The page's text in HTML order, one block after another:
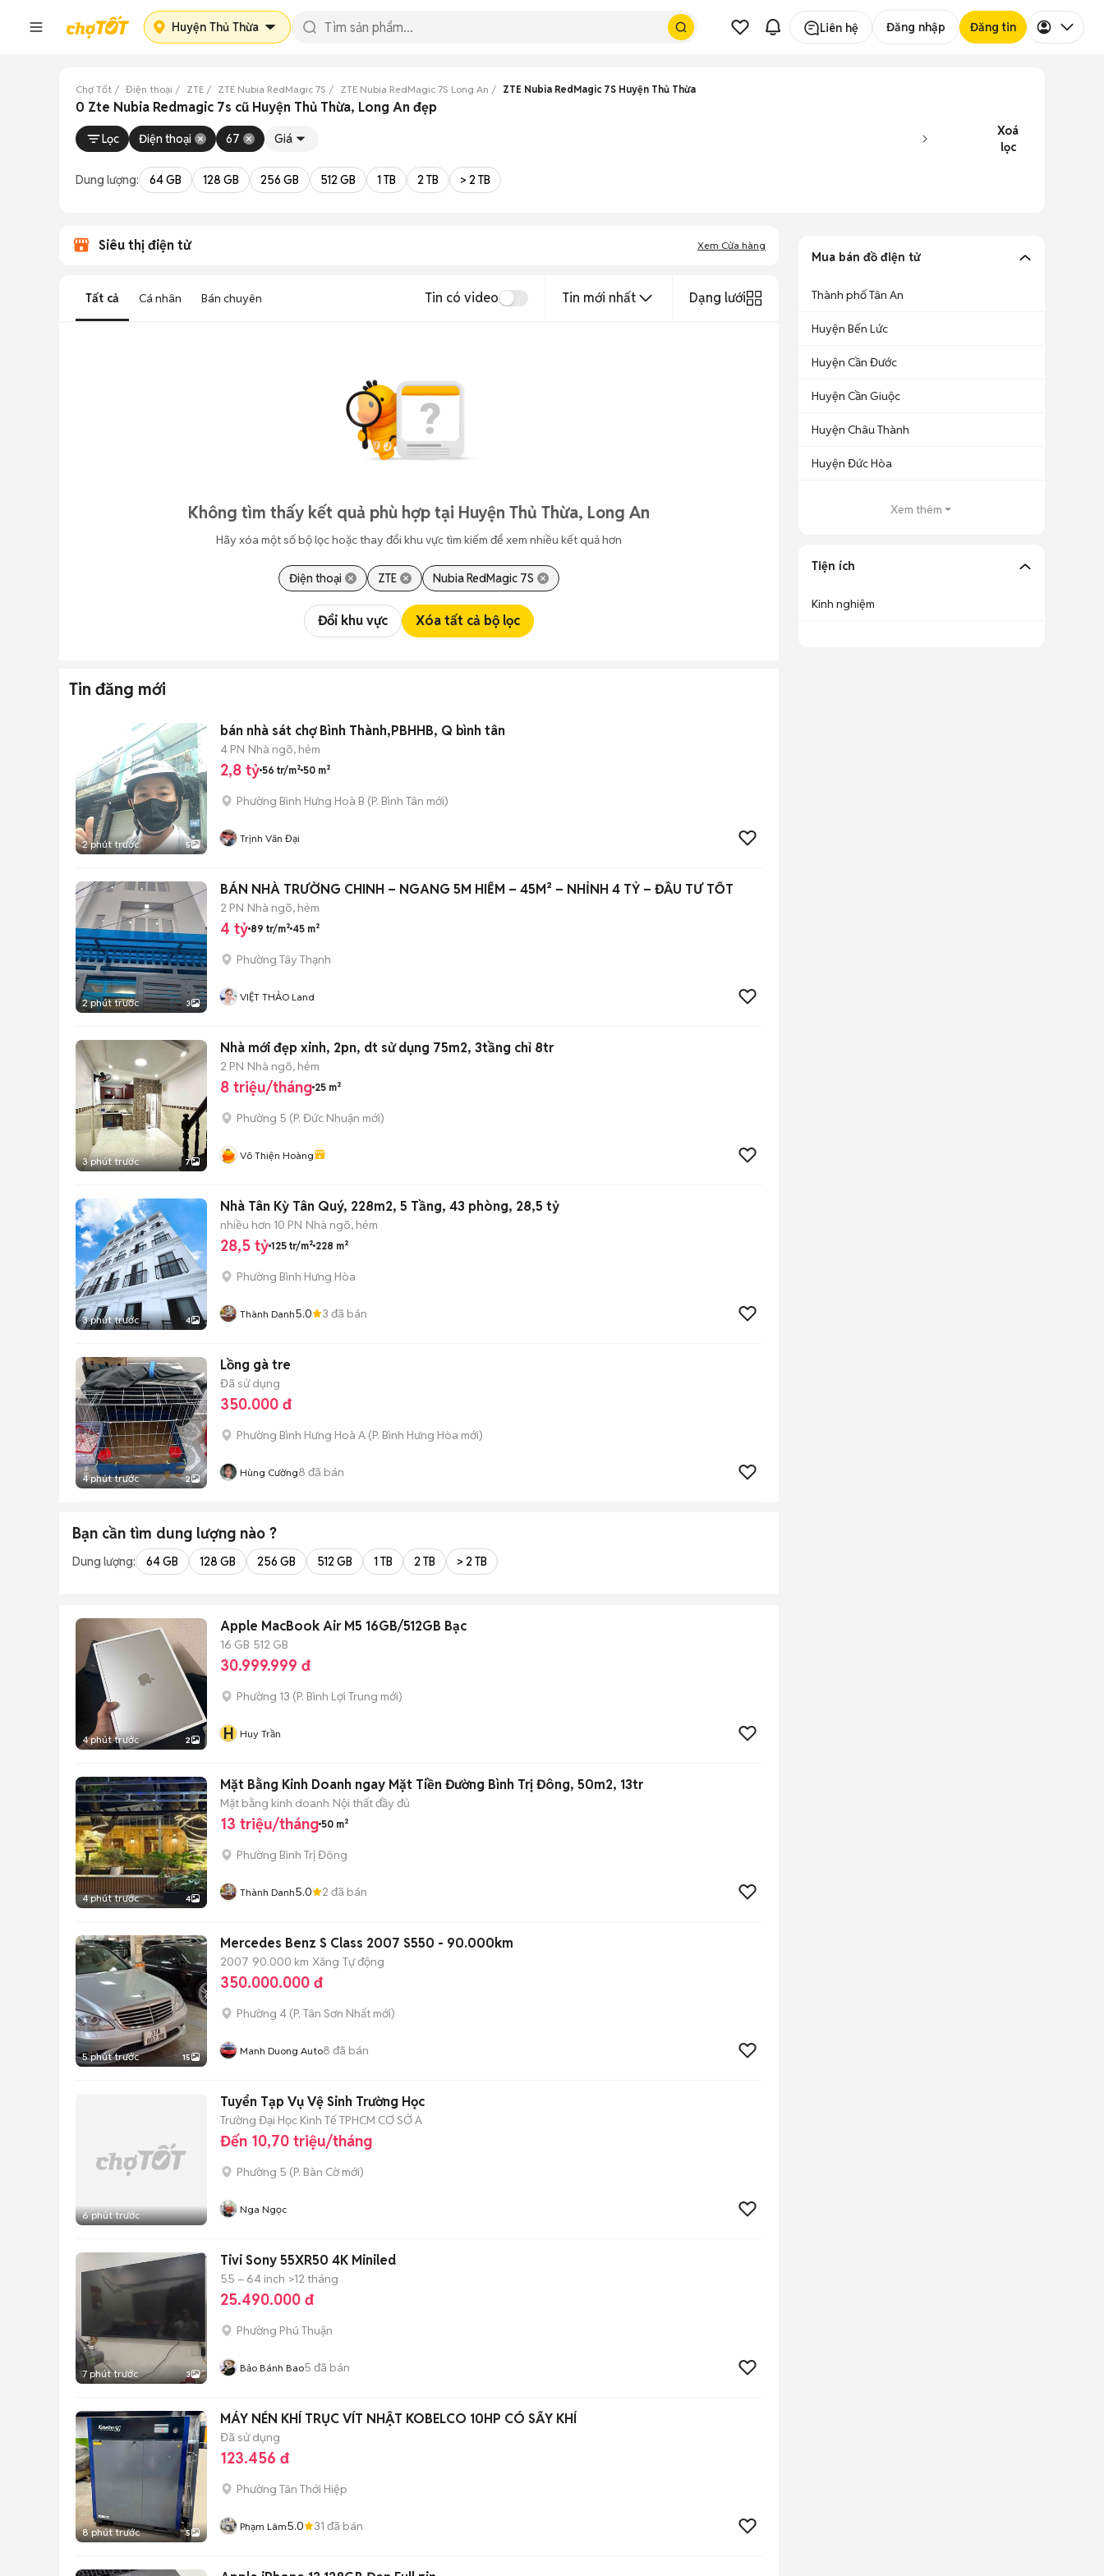
Huyện Thủ Thừa Liên hệ Đăng nhập Đăng tin
Chợ Tốt Điện thoại ZTE ZTE Nubia RedMagic 7S ZTE Nubia RedMagic 7S Long An ZTE Nubia RedMagic 7S Huyện Thủ Thừa
0 Zte Nubia Redmagic 7s cũ Huyện Thủ Thừa, Long An đẹp
Lọc Điện thoại 67 Giá
Xoá
lọc
Dung lượng: 64 GB 128 GB 256 GB 512 GB 1 TB 2 TB > 2 TB
Siêu thị điện tử Xem Cửa hàng
Tất cả Cá nhân Bán chuyên Tin có video Tin mới nhất Dạng lưới
Không tìm thấy kết quả phù hợp tại Huyện Thủ Thừa, Long An
Hãy xóa một số bộ lọc hoặc thay đổi khu vực tìm kiếm để xem nhiều kết quả hơn
Điện thoại ZTE Nubia RedMagic 7S
Đổi khu vực Xóa tất cả bộ lọc
Tin đăng mới
2 phút trước 5
bán nhà sát chợ Bình Thành,PBHHB, Q bình tân
4 PN Nhà ngõ, hẻm
2,8 tỷ 56 tr/m² 50 m²
Phường Bình Hưng Hoà B (P. Bình Tân mới)
Trịnh Văn Đại
2 phút trước 3
BÁN NHÀ TRƯỜNG CHINH – NGANG 5M HIẾM – 45M² – NHỈNH 4 TỶ – ĐẦU TƯ TỐT
2 PN Nhà ngõ, hẻm
4 tỷ 89 tr/m² 45 m²
Phường Tây Thạnh
VIỆT THẢO Land
3 phút trước 7
Nhà mới đẹp xinh, 2pn, dt sử dụng 75m2, 3tầng chỉ 8tr
2 PN Nhà ngõ, hẻm
8 triệu/tháng 25 m²
Phường 5 (P. Đức Nhuận mới)
Võ Thiện Hoàng
3 phút trước 4
Nhà Tân Kỳ Tân Quý, 228m2, 5 Tầng, 43 phòng, 28,5 tỷ
nhiều hơn 10 PN Nhà ngõ, hẻm
28,5 tỷ 125 tr/m² 228 m²
Phường Bình Hưng Hòa
Thành Danh5.0 3 đã bán
4 phút trước 2
Lồng gà tre
Đã sử dụng
350.000 đ
Phường Bình Hưng Hoà A (P. Bình Hưng Hòa mới)
Hùng Cường8 đã bán
Bạn cần tìm dung lượng nào ?
Dung lượng: 64 GB 128 GB 256 GB 512 GB 1 TB 2 TB > 2 TB
4 phút trước 2
Apple MacBook Air M5 16GB/512GB Bạc
16 GB 512 GB
30.999.999 đ
Phường 13 (P. Bình Lợi Trung mới)
H Huy Trần
4 phút trước 4
Mặt Bằng Kinh Doanh ngay Mặt Tiền Đường Bình Trị Đông, 50m2, 13tr
Mặt bằng kinh doanh Nội thất đầy đủ
13 triệu/tháng 50 m²
Phường Bình Trị Đông
Thành Danh5.0 2 đã bán
5 phút trước 15
Mercedes Benz S Class 2007 S550 - 90.000km
2007 90.000 km Xăng Tự động
350.000.000 đ
Phường 4 (P. Tân Sơn Nhất mới)
Manh Duong Auto8 đã bán
6 phút trước
Tuyển Tạp Vụ Vệ Sinh Trường Học
Trường Đại Học Kinh Tế TPHCM CƠ SỞ A
Đến 10,70 triệu/tháng
Phường 5 (P. Bàn Cờmới)
Nga Ngọc
7 phút trước 3
Tivi Sony 55XR50 4K Miniled
55 – 64 inch >12 tháng
25.490.000 đ
Phường Phú Thuận
Bảo Bánh Bao5 đã bán
8 phút trước 5
MÁY NÉN KHÍ TRỤC VÍT NHẬT KOBELCO 10HP CÓ SẤY KHÍ
Đã sử dụng
123.456 đ
Phường Tân Thới Hiệp
Phạm Lâm5.0 31 đã bán
Mua bán đồ điện tử
Thành phố Tân An
Huyện Bến Lức
Huyện Cần Đước
Huyện Cần Giuộc
Huyện Châu Thành
Huyện Đức Hòa
Xem thêm
Tiện ích
Kinh nghiệm